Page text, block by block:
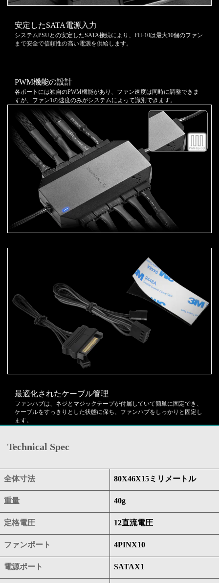
安定したSATA電源入力
システムPSUとの安定したSATA接続により、FH-10は最大10個のファン
まで安全で信頼性の高い電源を供給します。
PWM機能の設計
各ポートには独自のPWM機能があり、ファン速度は同時に調整できま
すが、ファン1の速度のみがシステムによって識別できます。
最適化されたケーブル管理
ファンハブは、ネジとマジックテープが付属していて簡単に固定でき、
ケーブルをすっきりとした状態に保ち、ファンハブをしっかりと固定し
ます。
Technical Spec
全体寸法 80X46X15ミリメートル
重量 40g
定格電圧 12直流電圧
ファンポート 4PINX10
電源ポート SATAX1